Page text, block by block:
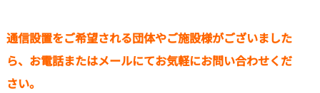
通信設置をご希望される団体やご施設様がございました
ら、お電話またはメールにてお気軽にお問い合わせくだ
さい。